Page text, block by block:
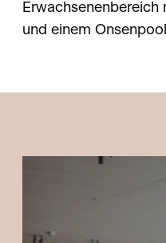
Erwachsenenbereich
und einem